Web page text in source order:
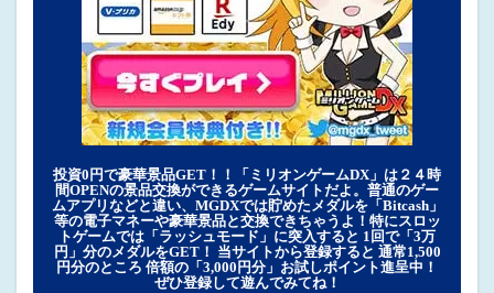
投資0円で豪華景品GET！！「ミリオンゲームDX」は２４時
間OPENの景品交換ができるゲームサイトだよ。普通のゲー
ムアプリなどと違い、MGDXでは貯めたメダルを「Bitcash」
等の電子マネーや豪華景品と交換できちゃうよ！特にスロッ
トゲームでは「ラッシュモード」に突入すると 1回で「3万
円」分のメダルをGET！ 当サイトから登録すると 通常1,500
円分のところ 倍額の「3,000円分」お試しポイント進呈中！
ぜひ登録して遊んでみてね！